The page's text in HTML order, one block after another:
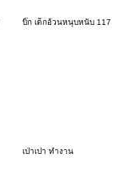
บิ๊ก เด็กอ้วนหนุบหนับ 117
เป่าเปา ทำงาน